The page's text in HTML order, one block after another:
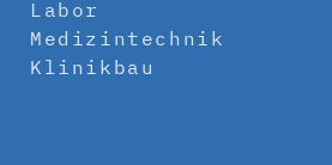
Labor
Medizintechnik
Klinikbau